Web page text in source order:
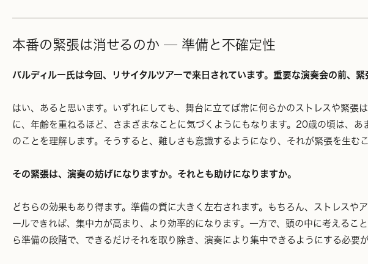
本番の緊張は消せるのか ─ 準備と不確定性
バルディルー氏は今回、リサイタルツアーで来日されています。重要な演奏会の前、
はい、あると思います。いずれにしても、舞台に立てば常に何らかのストレスや緊
に、年齢を重ねるほど、さまざまなことに気づくようにもなります。20歳の頃は、
のことを理解します。そうすると、難しさも意識するようになり、それが緊張を生むこ
その緊張は、演奏の妨げになりますか。それとも助けになりますか。
どちらの効果もあり得ます。準備の質に大きく左右されます。もちろん、ストレス
ールできれば、集中力が高まり、より効率的になります。一方で、頭の中に考える
ら準備の段階で、できるだけそれを取り除き、演奏により集中できるようにする必要が